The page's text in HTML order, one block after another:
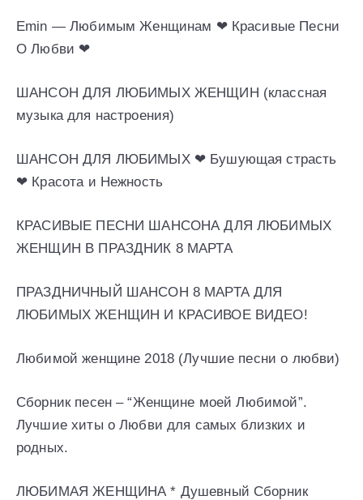
Emin — Любимым Женщинам ❤ Красивые Песни
О Любви ❤
ШАНСОН ДЛЯ ЛЮБИМЫХ ЖЕНЩИН (классная
музыка для настроения)
ШАНСОН ДЛЯ ЛЮБИМЫХ ❤ Бушующая страсть
❤ Красота и Нежность
КРАСИВЫЕ ПЕСНИ ШАНСОНА ДЛЯ ЛЮБИМЫХ
ЖЕНЩИН В ПРАЗДНИК 8 МАРТА
ПРАЗДНИЧНЫЙ ШАНСОН 8 МАРТА ДЛЯ
ЛЮБИМЫХ ЖЕНЩИН И КРАСИВОЕ ВИДЕО!
Любимой женщине 2018 (Лучшие песни о любви)
Сборник песен – “Женщине моей Любимой”.
Лучшие хиты о Любви для самых близких и
родных.
ЛЮБИМАЯ ЖЕНЩИНА * Душевный Сборник